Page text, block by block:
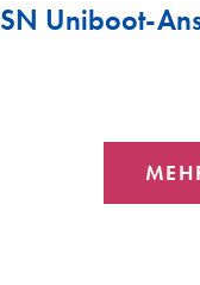
SN Uniboot-